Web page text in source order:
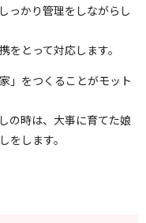
っかり管理をしながらし
とって対応します。
」をつくることがモット
の時は、大事に育てた娘
をします。